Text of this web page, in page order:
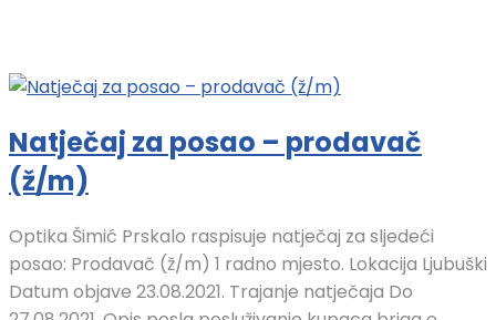
Natječaj za posao – prodavač
(ž/m)
Optika Šimić Prskalo raspisuje natječaj za sljedeći
posao: Prodavač (ž/m) 1 radno mjesto. Lokacija Ljubuški
Datum objave 23.08.2021. Trajanje natječaja Do